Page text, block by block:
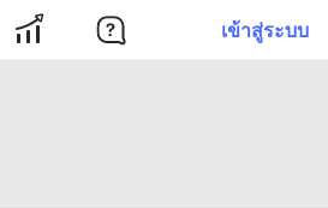
เข้าสู่ระบบ